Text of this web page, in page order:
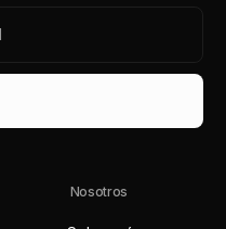
Nosotros